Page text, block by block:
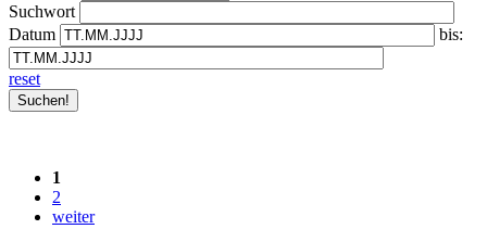
Suchwort
Datum
bis:
reset
1
2
weiter